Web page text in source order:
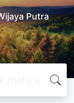
Putra